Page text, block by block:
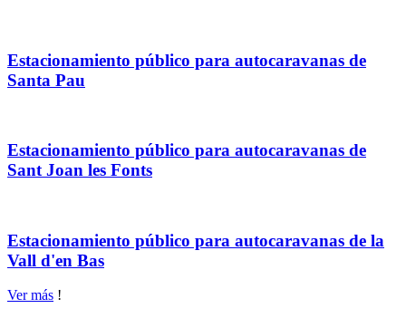
Estacionamiento público para autocaravanas de
Santa Pau
Estacionamiento público para autocaravanas de
Sant Joan les Fonts
Estacionamiento público para autocaravanas de la
Vall d'en Bas
Ver más !